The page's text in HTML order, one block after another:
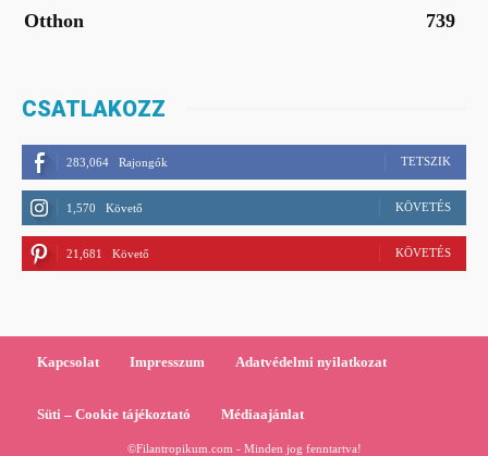
Otthon
739
CSATLAKOZZ
283,064 Rajongók TETSZIK
1,570 Követő KÖVETÉS
21,681 Követő KÖVETÉS
Kapcsolat Impresszum Adatvédelmi nyilatkozat
Süti – Cookie tájékoztató Médiaajánlat
©Filantropikum.com - Minden jog fenntartva!